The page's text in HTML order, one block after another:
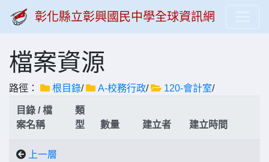
彰化縣立彰興國民中學全球資訊網
檔案資源
路徑： 根目錄/ A-校務行政/ 120-會計室/
目錄 / 檔
案名稱
類
型
數量 建立者 建立時間
上一層